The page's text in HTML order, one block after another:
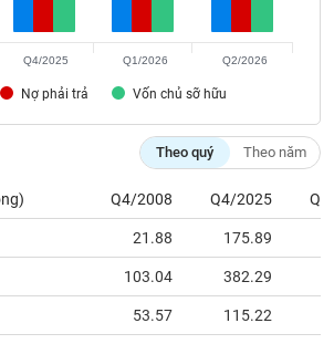
Nợ phải trả Vốn chủ sỡ hữu
Q4/2025 Q1/2026 Q2/2026
Theo quý Theo năm
Q4/2008 Q4/2025
21.88 175.89
103.04 382.29
53.57 115.22